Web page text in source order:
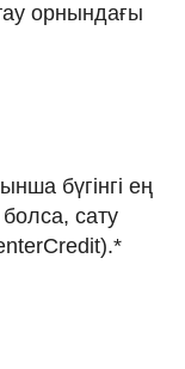
орнындағы
бүгінгі ең
сату